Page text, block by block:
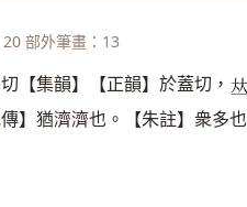
20 部外筆畫：13
切【集韻】【正韻】於蓋切， 𠀤
】猶濟濟也。【朱註】衆多也